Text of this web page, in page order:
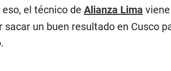
eso, el técnico de Alianza Lima
un buen resultado en Cusco